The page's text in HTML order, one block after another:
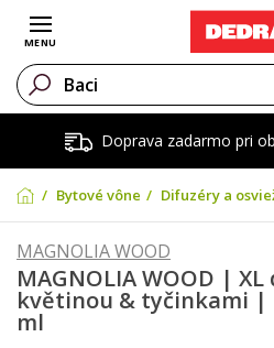
Doprava zadarmo pri
Otvoriť menu
MENU
Bytové vône Difuzéry a
MAGNOLIA WOOD
MAGNOLIA WOOD |
květinou & tyčinkami |
ml